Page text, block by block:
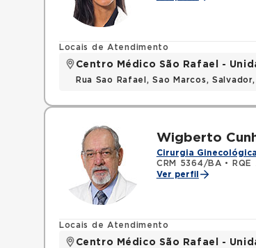
Locais de Atendimento
Centro Médico São Rafael -
Rua Sao Rafael, Sao Marcos, Salvador,
Wigberto
Cirurgia Ginecológica
CRM 5364/BA •
Ver perfil
Locais de Atendimento
Centro Médico São Rafael -